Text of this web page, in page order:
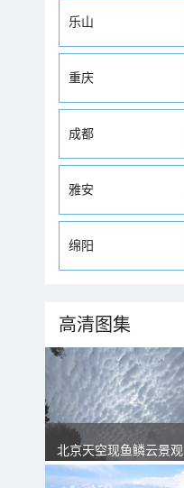
乐山
重庆
成都
雅安
绵阳
高清图集
北京天空现鱼鳞云景观